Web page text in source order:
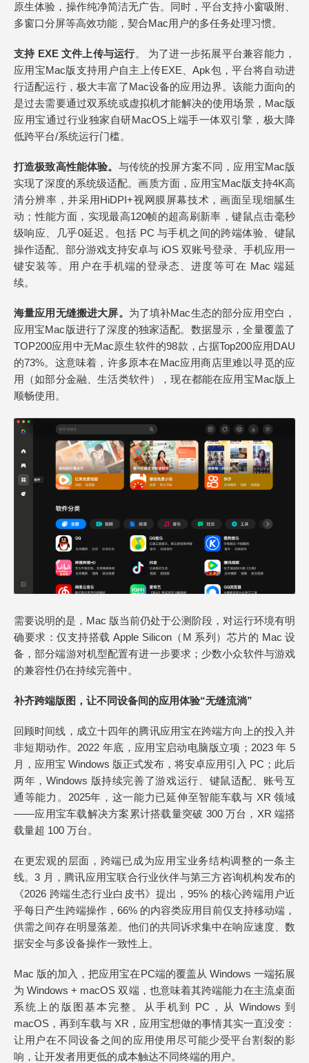
原生体验，操作纯净简洁无广告。同时，平台支持小窗吸附、
多窗口分屏等高效功能，契合Mac用户的多任务处理习惯。
支持 EXE 文件上传与运行。 为了进一步拓展平台兼容能力，
应用宝Mac版支持用户自主上传EXE、Apk包，平台将自动进
行适配运行，极大丰富了Mac设备的应用边界。该能力面向的
是过去需要通过双系统或虚拟机才能解决的使用场景，Mac版
应用宝通过行业独家自研MacOS上端手一体双引擎，极大降
低跨平台/系统运行门槛。
打造极致高性能体验。 与传统的投屏方案不同，应用宝Mac版
实现了深度的系统级适配。画质方面，应用宝Mac版支持4K高
清分辨率，并采用HiDPI+视网膜屏幕技术，画面呈现细腻生
动；性能方面，实现最高120帧的超高刷新率，键鼠点击毫秒
级响应、几乎0延迟。包括 PC 与手机之间的跨端体验、键鼠
操作适配、部分游戏支持安卓与 iOS 双账号登录、手机应用一
键安装等。用户在手机端的登录态、进度等可在 Mac 端延
续。
海量应用无缝搬进大屏。 为了填补Mac生态的部分应用空白，
应用宝Mac版进行了深度的独家适配。数据显示，全量覆盖了
TOP200应用中无Mac原生软件的98款，占据Top200应用DAU
的73%。这意味着，许多原本在Mac应用商店里难以寻觅的应
用（如部分金融、生活类软件），现在都能在应用宝Mac版上
顺畅使用。
需要说明的是，Mac 版当前仍处于公测阶段，对运行环境有明
确要求：仅支持搭载 Apple Silicon（M 系列）芯片的 Mac 设
备，部分端游对机型配置有进一步要求；少数小众软件与游戏
的兼容性仍在持续完善中。
补齐跨端版图，让不同设备间的应用体验“无缝流淌”
回顾时间线，成立十四年的腾讯应用宝在跨端方向上的投入并
非短期动作。2022 年底，应用宝启动电脑版立项；2023 年 5
月，应用宝 Windows 版正式发布，将安卓应用引入 PC；此后
两年，Windows 版持续完善了游戏运行、键鼠适配、账号互
通等能力。2025年，这一能力已延伸至智能车载与 XR 领域
——应用宝车载解决方案累计搭载量突破 300 万台，XR 端搭
载量超 100 万台。
在更宏观的层面，跨端已成为应用宝业务结构调整的一条主
线。3 月，腾讯应用宝联合行业伙伴与第三方咨询机构发布的
《2026 跨端生态行业白皮书》提出，95% 的核心跨端用户近
乎每日产生跨端操作，66% 的内容类应用目前仅支持移动端，
供需之间存在明显落差。他们的共同诉求集中在响应速度、数
据安全与多设备操作一致性上。
Mac 版的加入，把应用宝在PC端的覆盖从 Windows 一端拓展
为 Windows + macOS 双端，也意味着其跨端能力在主流桌面
系统上的版图基本完整。从手机到 PC，从 Windows 到
macOS，再到车载与 XR，应用宝想做的事情其实一直没变：
让用户在不同设备之间的应用使用尽可能少受平台割裂的影
响，让开发者用更低的成本触达不同终端的用户。